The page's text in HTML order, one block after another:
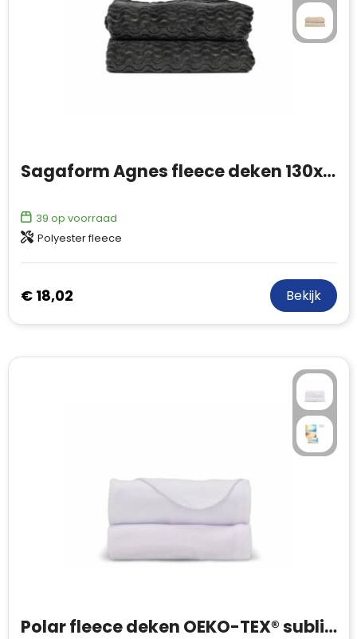
Sagaform Agnes fleece deken 130x170 cm
39 op voorraad
Polyester fleece
€ 18,02 Bekijk
Polar fleece deken OEKO-TEX® sublimation 120 x 150 cm 190 g/m²